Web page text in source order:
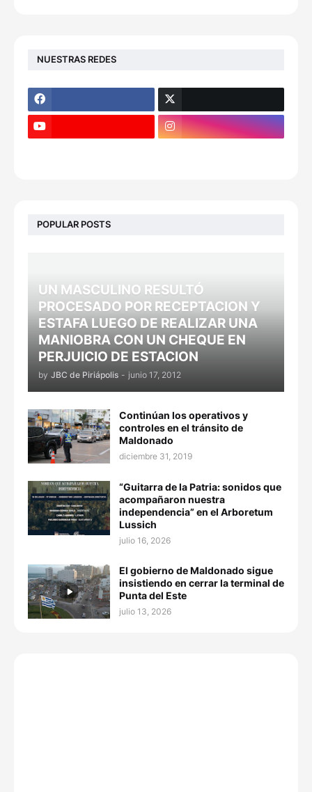
NUESTRAS REDES
POPULAR POSTS
UN MASCULINO RESULTÓ
PROCESADO POR RECEPTACION Y
ESTAFA LUEGO DE REALIZAR UNA
MANIOBRA CON UN CHEQUE EN
PERJUICIO DE ESTACION
by JBC de Piriápolis - junio 17, 2012
Continúan los operativos y
controles en el tránsito de
Maldonado
diciembre 31, 2019
“Guitarra de la Patria: sonidos que
acompañaron nuestra
independencia” en el Arboretum
Lussich
julio 16, 2026
El gobierno de Maldonado sigue
insistiendo en cerrar la terminal de
Punta del Este
julio 13, 2026